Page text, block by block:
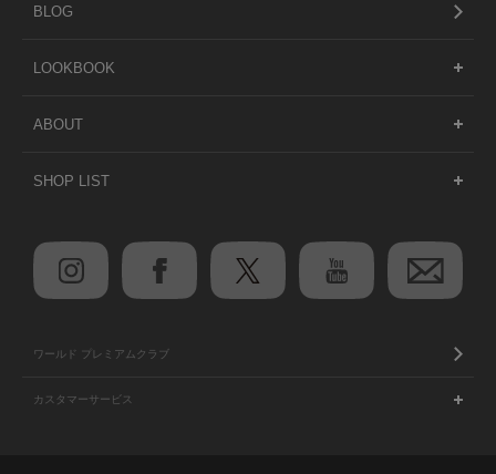
BLOG
LOOKBOOK
ABOUT
SHOP LIST
ワールド プレミアムクラブ
カスタマーサービス